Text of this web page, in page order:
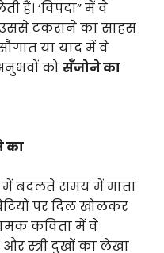
हैं। ‘विपदा” में वे
टकराने का साहस
या याद में वे
कोसँजोने का
का
में बदलते समय में माता
पर दिल खोलकर
कविता में वे
स्त्री दुखों का लेखा